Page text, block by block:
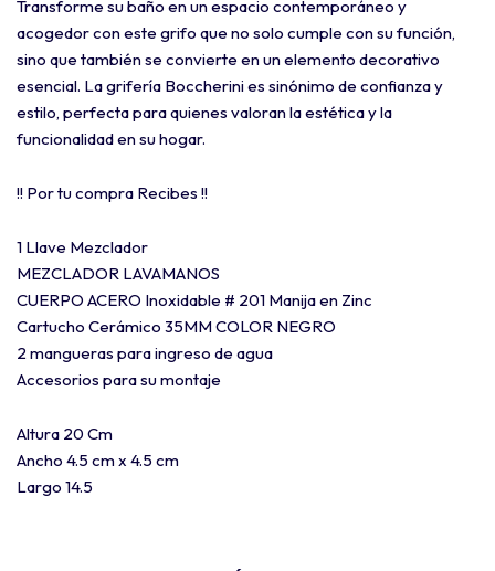
Transforme su baño en un espacio contemporáneo y
acogedor con este grifo que no solo cumple con su función,
sino que también se convierte en un elemento decorativo
esencial. La grifería Boccherini es sinónimo de confianza y
estilo, perfecta para quienes valoran la estética y la
funcionalidad en su hogar.
!! Por tu compra Recibes !!
1 Llave Mezclador
MEZCLADOR LAVAMANOS
CUERPO ACERO Inoxidable # 201 Manija en Zinc
Cartucho Cerámico 35MM COLOR NEGRO
2 mangueras para ingreso de agua
Accesorios para su montaje
Altura 20 Cm
Ancho 4.5 cm x 4.5 cm
Largo 14.5